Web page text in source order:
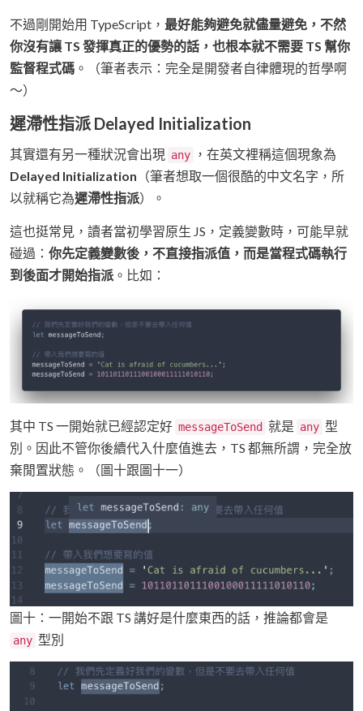
不過剛開始用 TypeScript， 最好能夠避免就儘量避免，不然
你沒有讓 TS 發揮真正的優勢的話，也根本就不需要 TS 幫你
監督程式碼 。（筆者表示：完全是開發者自律體現的哲學啊
～）
遲滯性指派 Delayed Initialization
其實還有另一種狀況會出現 any
，在英文裡稱這個現象為
Delayed Initialization （筆者想取一個很酷的中文名字，所
以就稱它為遲滯性指派）。
這也挺常見，讀者當初學習原生 JS，定義變數時，可能早就
碰過： 你先定義變數後，不直接指派值，而是當程式碼執行
到後面才開始指派 。比如：
其中 TS 一開始就已經認定好 messageToSend 就是 any 型
別。因此不管你後續代入什麼值進去，TS 都無所謂，完全放
棄閒置狀態。（圖十跟圖十一）
圖十：一開始不跟 TS 講好是什麼東西的話，推論都會是
any 型別